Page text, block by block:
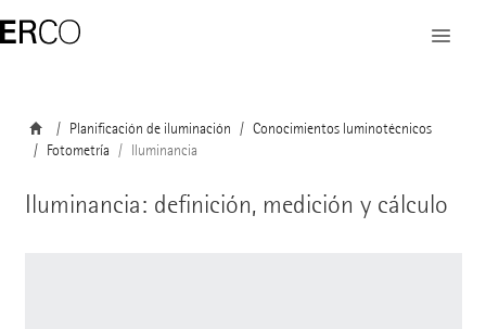
Planificación de iluminación
Conocimientos luminotécnicos
Fotometría
Iluminancia
Iluminancia: definición, medición y cálculo